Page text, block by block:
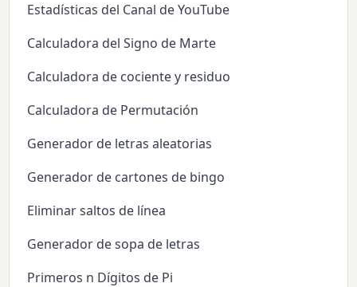
Estadísticas del Canal de YouTube
Calculadora del Signo de Marte
Calculadora de cociente y residuo
Calculadora de Permutación
Generador de letras aleatorias
Generador de cartones de bingo
Eliminar saltos de línea
Generador de sopa de letras
Primeros n Dígitos de Pi